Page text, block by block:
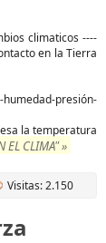
climaticos ----
en la Tierra
presión-
la temperatura
EL CLIMA" »
Visitas: 2.150